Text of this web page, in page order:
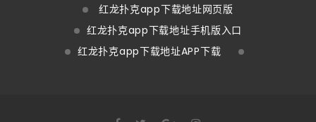
红龙扑克app下载地址网页版
红龙扑克app下载地址手机版入口
红龙扑克app下载地址APP下载